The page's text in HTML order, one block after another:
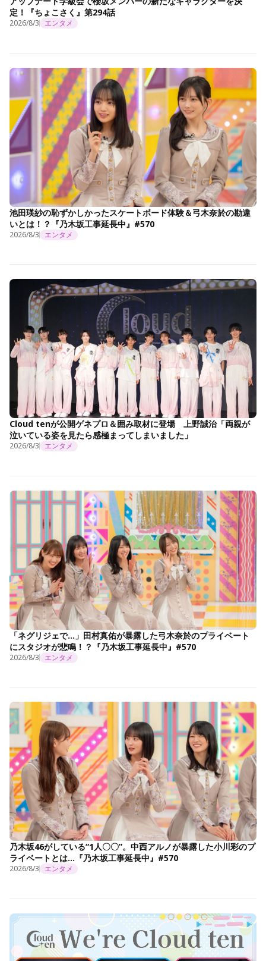
定！『ちょこさく』第294話
2026/8/3 エンタメ
池田瑛紗の恥ずかしかったスケートボード体験＆弓木奈於の勘違
いとは！？『乃木坂工事延長中』#570
2026/8/3 エンタメ
Cloud tenが公開ゲネプロ＆囲み取材に登場 上野誠治「両親が
泣いている姿を見たら感極まってしまいました」
2026/8/3 エンタメ
「ネグリジェで…」田村真佑が暴露した弓木奈於のプライベート
にスタジオが悲鳴！？『乃木坂工事延長中』#570
2026/8/3 エンタメ
乃木坂46がしている“1人〇〇”。中西アルノが暴露した小川彩のプ
ライベートとは…『乃木坂工事延長中』#570
2026/8/3 エンタメ